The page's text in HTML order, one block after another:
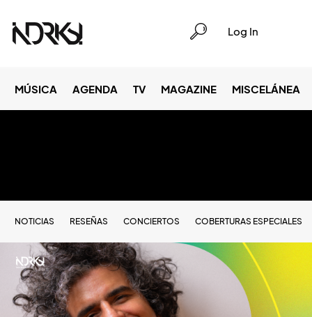
Log In
MÚSICA AGENDA TV MAGAZINE MISCELÁNEA
NOTICIAS RESEÑAS CONCIERTOS COBERTURAS ESPECIALES